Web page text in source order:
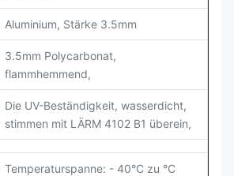
Aluminium, Stärke 3.5mm
3.5mm Polycarbonat,
flammhemmend,
Die UV-Beständigkeit, wasserdicht,
stimmen mit LÄRM 4102 B1 überein,
Temperaturspanne: - 40°C zu °C